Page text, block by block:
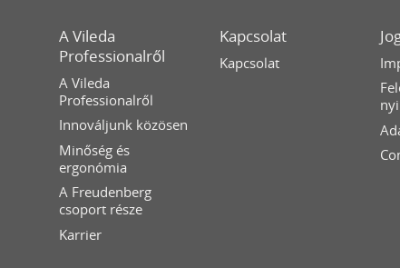
A Vileda
Professionalről
A Vileda
Professionalről
Innováljunk közösen
Minőség és
ergonómia
A Freudenberg
csoport része
Karrier
Kapcsolat
Kapcsolat